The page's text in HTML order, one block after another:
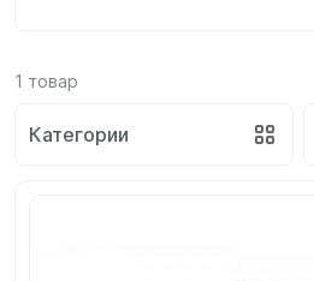
1 товар
Категории